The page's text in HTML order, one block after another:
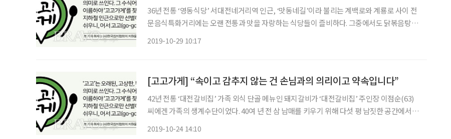
36년 전통 ‘영동식당’ 서대전네거리역 인근, ‘맛동네길’이라 불리는 계백로와 계룡로 사이 전
문음식특화거리에는 오랜 전통과 맛을 자랑하는 식당들이 즐비하다. 그중에서도 닭볶음탕을
2019-10-29 10:17
[고고가게] “속이고 감추지 않는 건 손님과의 의리이고 약속입니다”
42년 전통 ‘대전갈비집’ 가족 외식 단골 메뉴인 돼지갈비가 ‘대전갈비집’ 주인장 이점순(63)
씨에겐 가족의 생계수단이었다. 40여 년 전 삼 남매를 키우기 위해 다섯 평 남짓한 공간에서
2019-10-24 14:10